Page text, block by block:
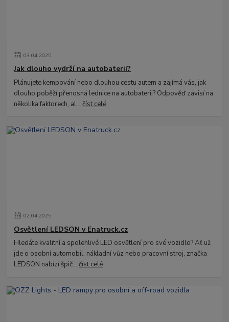
03.04.2025
Jak dlouho vydrží na autobaterii?
Plánujete kempování nebo dlouhou cestu autem a zajímá vás, jak
dlouho poběží přenosná lednice na autobaterii? Odpověď závisí na
několika faktorech, al...číst celé
02.04.2025
Osvětlení LEDSON v Enatruck.cz
Hledáte kvalitní a spolehlivé LED osvětlení pro své vozidlo? Ať už
jde o osobní automobil, nákladní vůz nebo pracovní stroj, značka
LEDSON nabízí špič...číst celé